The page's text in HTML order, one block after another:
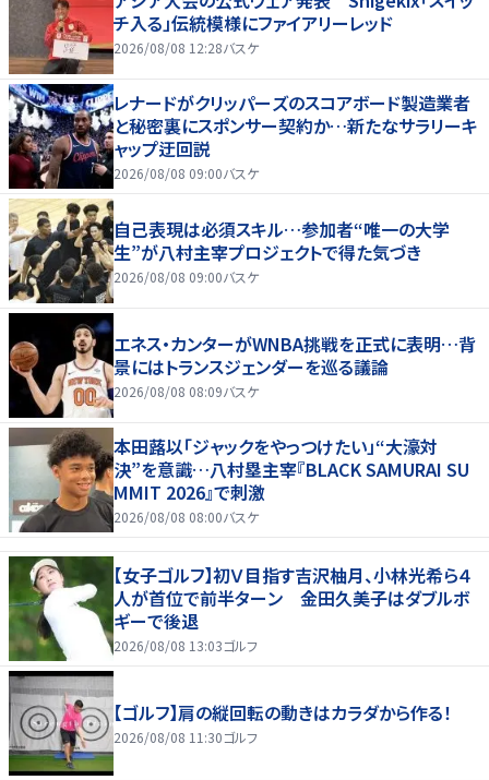
チ入る」伝統模様にファイアリーレッド
2026/08/08 12:28バスケ
レナードがクリッパーズのスコアボード製造業者
と秘密裏にスポンサー契約か‬…新たなサラリーキ
ャップ迂回説
2026/08/08 09:00バスケ
自己表現は必須スキル…参加者“唯一の大学
生”が八村主宰プロジェクトで得た気づき
2026/08/08 09:00バスケ
エネス・カンターがWNBA挑戦を正式に表明…背
景にはトランスジェンダーを巡る議論
2026/08/08 08:09バスケ
本田蕗以「ジャックをやっつけたい」“大濠対
決”を意識…八村塁主宰『BLACK SAMURAI SU
MMIT 2026』で刺激
2026/08/08 08:00バスケ
【女子ゴルフ】初Ｖ目指す吉沢柚月、小林光希ら４
人が首位で前半ターン 金田久美子はダブルボ
ギーで後退
2026/08/08 13:03ゴルフ
【ゴルフ】肩の縦回転の動きはカラダから作る！
2026/08/08 11:30ゴルフ